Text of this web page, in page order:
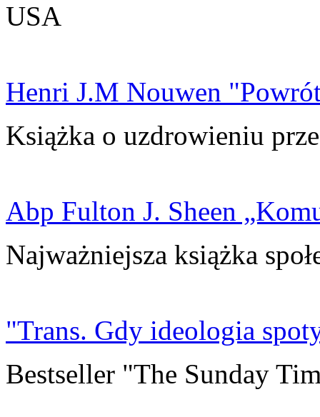
USA
Henri J.M Nouwen
Książka o uzdrowieniu
Abp Fulton J. Sheen
Najważniejsza książka
"Trans. Gdy ideologia
Bestseller "The Sunday